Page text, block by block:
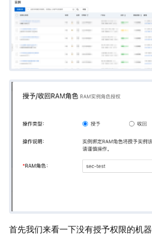
首先我们来看一下没有授予权限的机器